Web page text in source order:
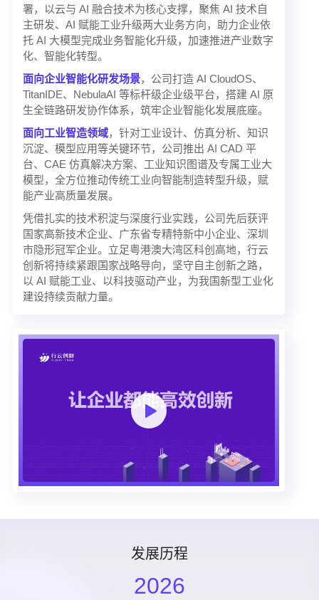
署，以云与 AI 融合技术为核心支撑，聚焦 AI 技术自
主研发、AI 赋能工业升级两大业务方向，助力企业依
托 AI 大模型完成业务智能化升级，加速推进产业数字
化、智能化转型。
面向企业智能化研发场景，公司打造 AI CloudOS、
TitanIDE、NebulaAI 等标杆级企业级平台，搭建 AI 原
生全链路研发协作体系，筑牢企业智能化发展底座。
面向工业智造领域，针对工业设计、仿真分析、知识
沉淀、模型应用等关键环节，公司推出 AI CAD 平
台、CAE 仿真解决方案、工业知识图谱及专属工业大
模型，全方位推动传统工业向智能制造转型升级，赋
能产业高质量发展。
凭借扎实的技术积淀与深度行业实践，公司先后获评
国家高新技术企业、广东省专精特新中小企业、深圳
市隐形冠军企业。立足粤港澳大湾区科创高地，行云
创新将持续紧跟国家战略导向，坚守自主创新之路，
以 AI 赋能工业、以科技驱动产业，为我国新型工业化
建设持续贡献力量。
发展历程
2026